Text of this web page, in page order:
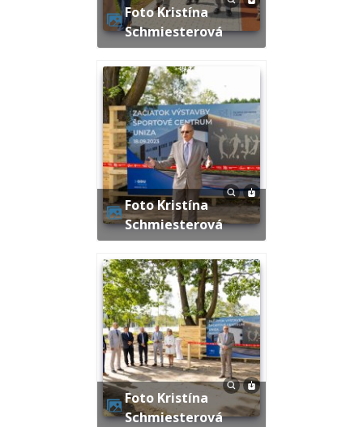
Foto Kristína
Schmiesterová
Foto Kristína
Schmiesterová
Foto Kristína
Schmiesterová